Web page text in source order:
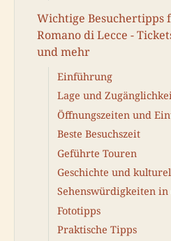
Wichtige Besuchertipps
Romano di Lecce -
und mehr
Einführung
Lage und
Öffnungszeiten und
Beste Besuchszeit
Geführte Touren
Geschichte und
Sehenswürdigkeiten in
Fototipps
Praktische Tipps